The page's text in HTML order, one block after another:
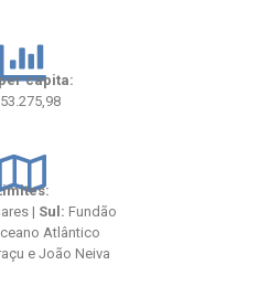
capita:
| Sul: Fundão
Atlântico
e João Neiva